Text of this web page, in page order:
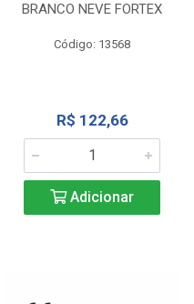
BRANCO NEVE FORTEX
Código: 13568
R$ 122,66
Adicionar